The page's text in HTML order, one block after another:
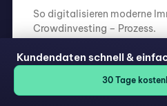
So digitalisieren moderne
Crowdinvesting – Prozess.
WEITERLESEN »
Kundendaten schnell &
30 Tage